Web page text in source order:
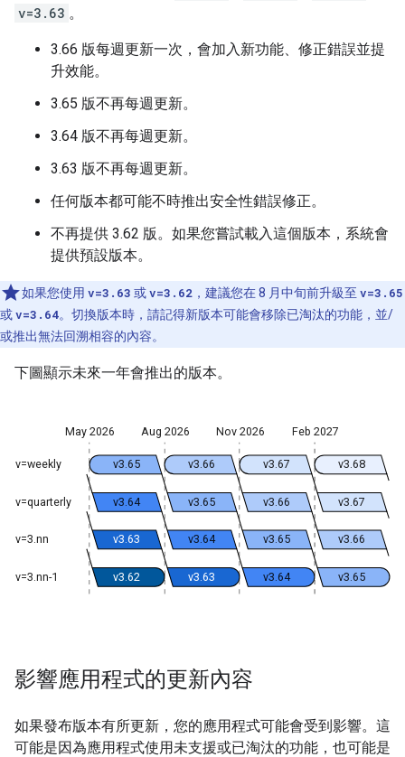
v=3.63 。
3.66 版每週更新一次，會加入新功能、修正錯誤並提
升效能。
3.65 版不再每週更新。
3.64 版不再每週更新。
3.63 版不再每週更新。
任何版本都可能不時推出安全性錯誤修正。
不再提供 3.62 版。如果您嘗試載入這個版本，系統會
提供預設版本。
如果您使用 v=3.63 或v=3.62 ，建議您在 8 月中旬前升級至 v=3.65
或v=3.64。切換版本時，請記得新版本可能會移除已淘汰的功能，並/
或推出無法回溯相容的內容。
下圖顯示未來一年會推出的版本。
v=weekly
v=quarterly
v=3.nn
v=3.nn-1
May 2026 Aug 2026 Nov 2026 Feb 2027
v3.62
v3.63
v3.63
v3.64
v3.64
v3.64
v3.65
v3.65
v3.65
v3.65
v3.66
v3.66
v3.66
v3.67
v3.67
v3.68
影響應用程式的更新內容
如果發布版本有所更新，您的應用程式可能會受到影響。這
可能是因為應用程式使用未支援或已淘汰的功能，也可能是